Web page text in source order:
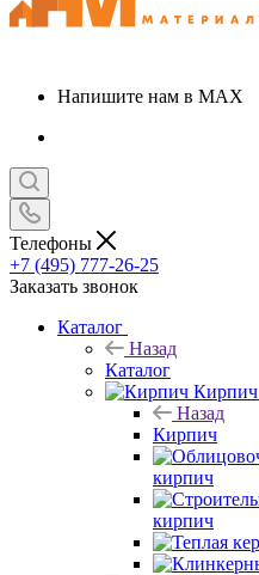
Напишите нам в MAX
Телефоны
+7 (495) 777-26-25
Заказать звонок
Каталог
Назад
Каталог
Кирпич
Назад
Кирпич
кирпич
кирпич